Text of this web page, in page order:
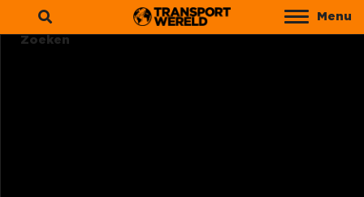
Menu
Zoeken